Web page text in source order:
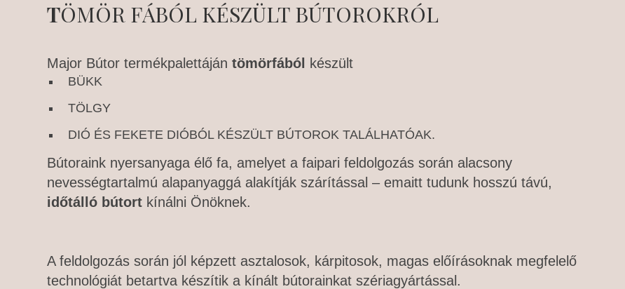
TÖMÖR FÁBÓL KÉSZÜLT BÚTOROKRÓL
Major Bútor termékpalettáján tömörfából készült
BÜKK
TÖLGY
DIÓ ÉS FEKETE DIÓBÓL KÉSZÜLT BÚTOROK TALÁLHATÓAK.
Bútoraink nyersanyaga élő fa, amelyet a faipari feldolgozás során alacsony
nevességtartalmú alapanyaggá alakítják szárítással – emaitt tudunk hosszú távú,
időtálló bútort kínálni Önöknek.
A feldolgozás során jól képzett asztalosok, kárpitosok, magas előírásoknak megfelelő
technológiát betartva készítik a kínált bútorainkat szériagyártással.